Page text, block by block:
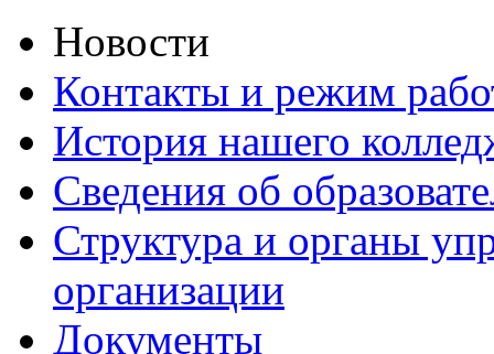
Новости
Контакты и режим
История нашего
Сведения об
Структура и органы
организации
Документы